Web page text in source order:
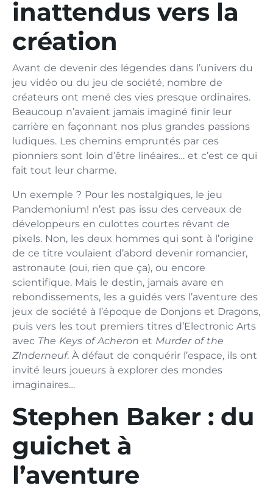
inattendus vers la
création
Avant de devenir des légendes dans l’univers du
jeu vidéo ou du jeu de société, nombre de
créateurs ont mené des vies presque ordinaires.
Beaucoup n’avaient jamais imaginé finir leur
carrière en façonnant nos plus grandes passions
ludiques. Les chemins empruntés par ces
pionniers sont loin d’être linéaires… et c’est ce qui
fait tout leur charme.
Un exemple ? Pour les nostalgiques, le jeu
Pandemonium! n’est pas issu des cerveaux de
développeurs en culottes courtes rêvant de
pixels. Non, les deux hommes qui sont à l’origine
de ce titre voulaient d’abord devenir romancier,
astronaute (oui, rien que ça), ou encore
scientifique. Mais le destin, jamais avare en
rebondissements, les a guidés vers l’aventure des
jeux de société à l’époque de Donjons et Dragons,
puis vers les tout premiers titres d’Electronic Arts
avec The Keys of Acheron et Murder of the
ZInderneuf. À défaut de conquérir l’espace, ils ont
invité leurs joueurs à explorer des mondes
imaginaires…
Stephen Baker : du
guichet à
l’aventure